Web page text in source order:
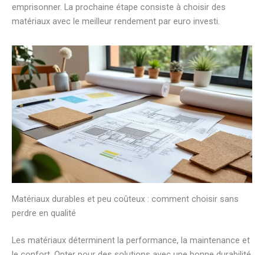
emprisonner. La prochaine étape consiste à choisir des
matériaux avec le meilleur rendement par euro investi.
Matériaux durables et peu coûteux : comment choisir sans
perdre en qualité
Les matériaux déterminent la performance, la maintenance et